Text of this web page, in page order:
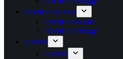
Occhiali da Sole
Occhiali da sole
Occhiali Vintage
Gioielli
Gioielli